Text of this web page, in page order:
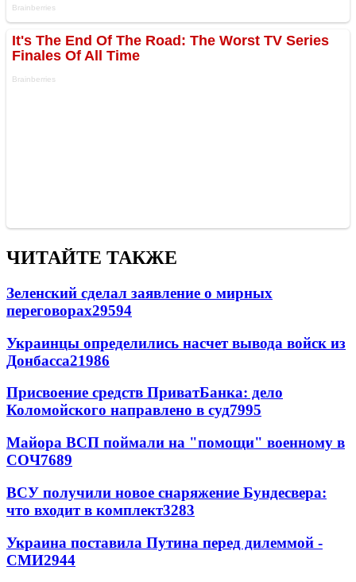
ЧИТАЙТЕ ТАКЖЕ
Зеленский сделал заявление о мирных
переговорах29594
Украинцы определились насчет вывода войск из
Донбасса21986
Присвоение средств ПриватБанка: дело
Коломойского направлено в суд7995
Майора ВСП поймали на "помощи" военному в
СОЧ7689
ВСУ получили новое снаряжение Бундесвера:
что входит в комплект3283
Украина поставила Путина перед дилеммой -
СМИ2944